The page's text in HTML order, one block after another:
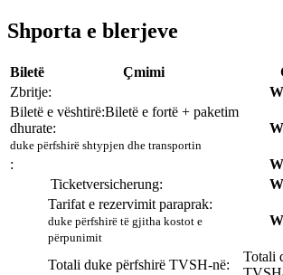
Shporta e blerjeve
Biletë Çmimi
Zbritje:
Biletë e vështirë:Biletë e fortë + paketim
dhurate:
duke përfshirë shtypjen dhe transportin
:
Ticketversicherung:
Tarifat e rezervimit paraprak:
duke përfshirë të gjitha kostot e
përpunimit
Totali duke përfshirë TVSH-në:
Totali